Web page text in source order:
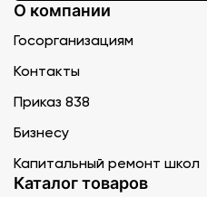
О компании
Госорганизациям
Контакты
Приказ 838
Бизнесу
Капитальный ремонт школ
Каталог товаров